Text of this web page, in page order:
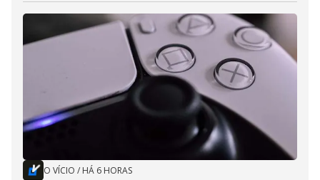
O VÍCIO / HÁ 6 HORAS